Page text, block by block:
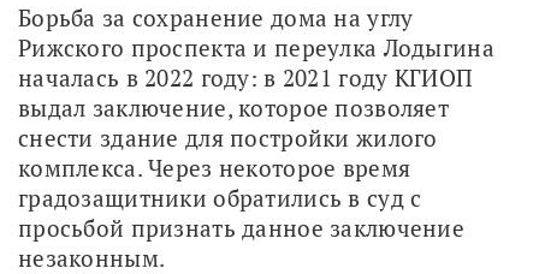
Борьба за сохранение дома на углу
Рижского проспекта и переулка Лодыгина
началась в 2022 году: в 2021 году КГИОП
выдал заключение, которое позволяет
снести здание для постройки жилого
комплекса. Через некоторое время
градозащитники обратились в суд с
просьбой признать данное заключение
незаконным.